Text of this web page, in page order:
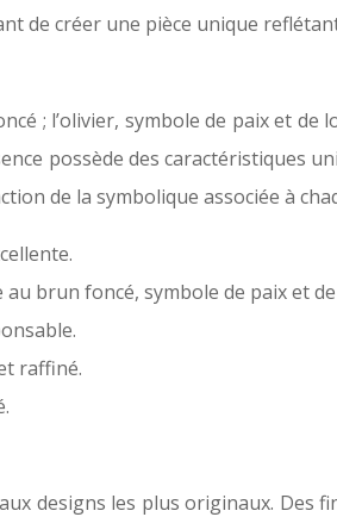
de créer une pièce unique
; l’olivier, symbole de paix et
possède des caractéristiques
de la symbolique associée à
brun foncé, symbole de paix et
raffiné.
designs les plus originaux.